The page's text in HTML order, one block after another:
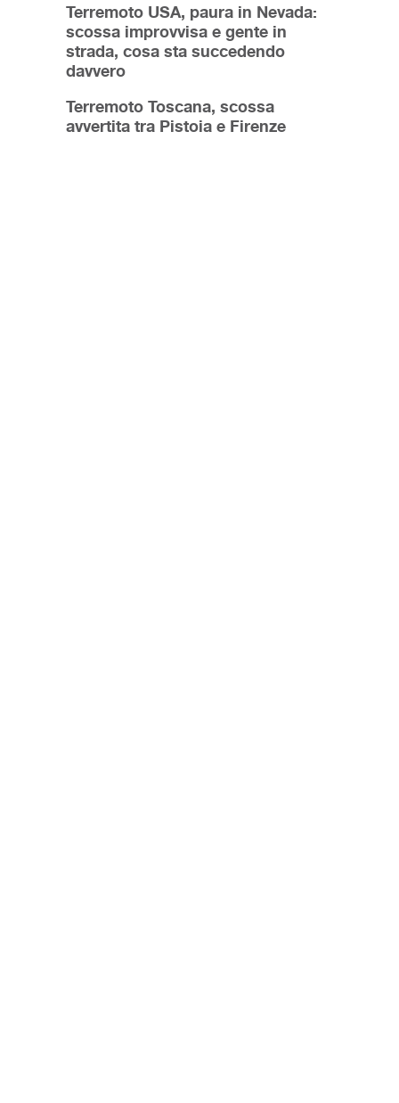
Terremoto USA, paura in Nevada:
scossa improvvisa e gente in
strada, cosa sta succedendo
davvero
Terremoto Toscana, scossa
avvertita tra Pistoia e Firenze